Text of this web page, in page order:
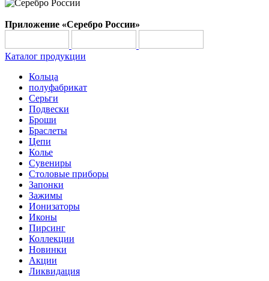
Приложение «Серебро России»
Каталог продукции
Кольца
полуфабрикат
Серьги
Подвески
Броши
Браслеты
Цепи
Колье
Сувениры
Столовые приборы
Запонки
Зажимы
Ионизаторы
Иконы
Пирсинг
Коллекции
Новинки
Акции
Ликвидация